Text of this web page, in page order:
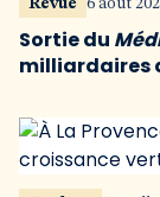
Revue 6 août
Sortie du
milliardaires